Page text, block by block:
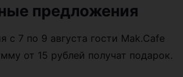
предложения
с 7 по 9 августа гости Mak.Cafe
от 15 рублей получат подарок.